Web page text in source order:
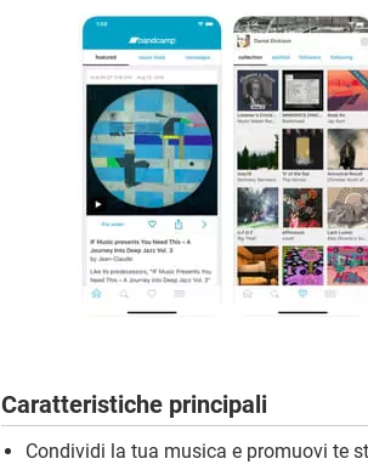
Caratteristiche principali
Condividi la tua musica e promuovi te